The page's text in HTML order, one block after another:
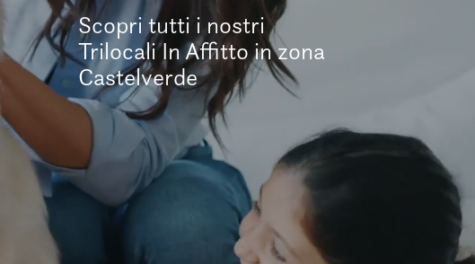
Scopri tutti i nostri
Trilocali In Affitto in zona
Castelverde